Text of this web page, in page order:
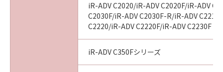
iR-ADV C2020/iR-ADV C2020F/iR-ADV
C2030F/iR-ADV C2030F-R/iR-ADV
C2220/iR-ADV C2220F/iR-ADV C2230F
iR-ADV C350Fシリーズ